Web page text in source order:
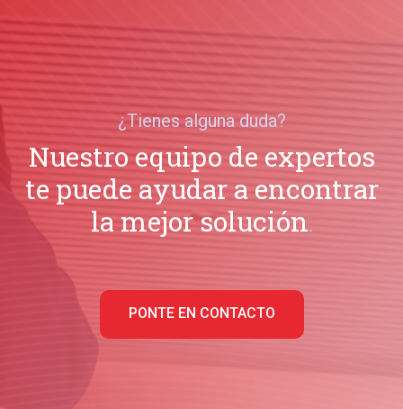
¿Tienes alguna duda?
Nuestro equipo de expertos
te puede ayudar a encontrar
la mejor solución.
PONTE EN CONTACTO